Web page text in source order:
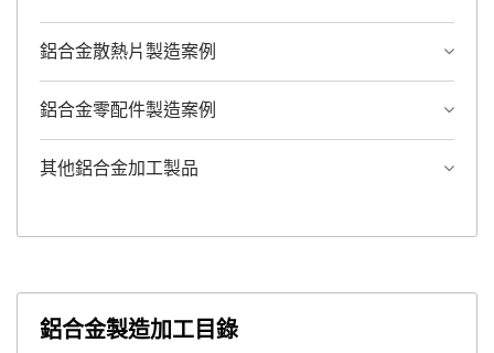
鋁合金散熱片製造案例
鋁合金零配件製造案例
其他鋁合金加工製品
鋁合金製造加工目錄